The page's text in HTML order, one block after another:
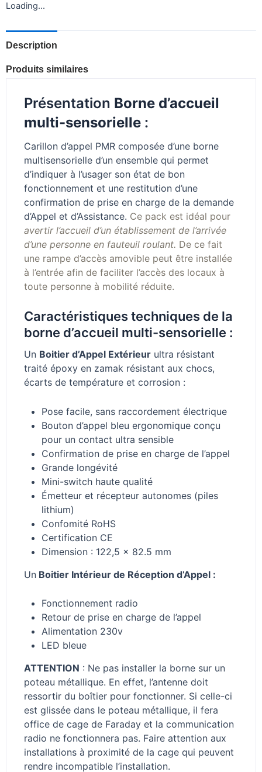
Loading...
Description
Produits similaires
Présentation Borne d’accueil
multi-sensorielle :
Carillon d’appel PMR composée d’une borne
multisensorielle d’un ensemble qui permet
d’indiquer à l’usager son état de bon
fonctionnement et une restitution d’une
confirmation de prise en charge de la demande
d’Appel et d’Assistance. Ce pack est idéal pour
avertir l’accueil d’un établissement de l’arrivée
d’une personne en fauteuil roulant. De ce fait
une rampe d’accès amovible peut être installée
à l’entrée afin de faciliter l’accès des locaux à
toute personne à mobilité réduite.
Caractéristiques techniques de la
borne d’accueil multi-sensorielle :
Un Boitier d’Appel Extérieur ultra résistant
traité époxy en zamak résistant aux chocs,
écarts de température et corrosion :
Pose facile, sans raccordement électrique
Bouton d’appel bleu ergonomique conçu
pour un contact ultra sensible
Confirmation de prise en charge de l’appel
Grande longévité
Mini-switch haute qualité
Émetteur et récepteur autonomes (piles
lithium)
Confomité RoHS
Certification CE
Dimension : 122,5 x 82.5 mm
Un Boitier Intérieur de Réception d’Appel :
Fonctionnement radio
Retour de prise en charge de l’appel
Alimentation 230v
LED bleue
ATTENTION : Ne pas installer la borne sur un
poteau métallique. En effet, l’antenne doit
ressortir du boîtier pour fonctionner. Si celle-ci
est glissée dans le poteau métallique, il fera
office de cage de Faraday et la communication
radio ne fonctionnera pas. Faire attention aux
installations à proximité de la cage qui peuvent
rendre incompatible l’installation.